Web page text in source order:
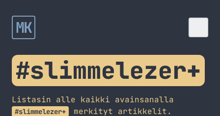
MK
#slimmelezer+
Listasin alle kaikki avainsanalla
#slimmelezer+
merkityt artikkelit.